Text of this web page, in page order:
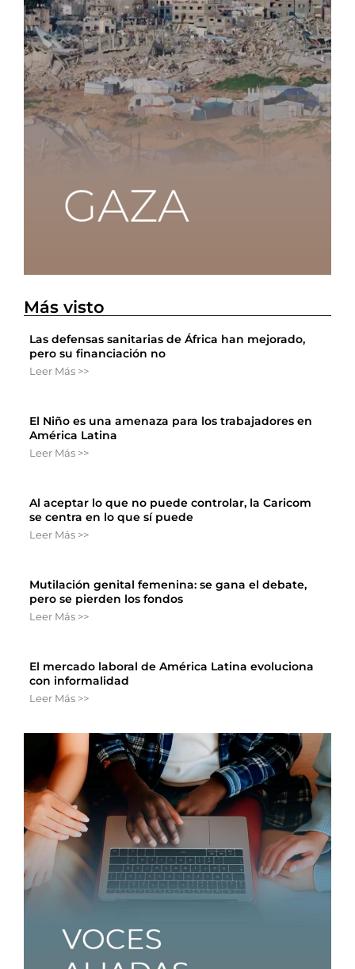
Más visto
Las defensas sanitarias de África han mejorado,
pero su financiación no
Leer Más >>
El Niño es una amenaza para los trabajadores en
América Latina
Leer Más >>
Al aceptar lo que no puede controlar, la Caricom
se centra en lo que sí puede
Leer Más >>
Mutilación genital femenina: se gana el debate,
pero se pierden los fondos
Leer Más >>
El mercado laboral de América Latina evoluciona
con informalidad
Leer Más >>